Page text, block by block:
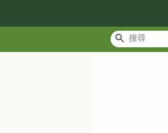
搜尋